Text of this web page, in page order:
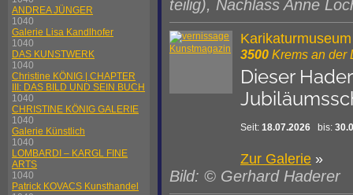
ANDREA JÜNGER
1040
Galerie Lisa Kandlhofer
1040
DAS KUNSTWERK
1040
Christine KÖNIG | CHAPTER
III: DAS BILD UND SEIN BUCH
1040
CHRISTINE KÖNIG GALERIE
1040
Galerie Künstlich
1040
LOMBARDI – KARGL FINE
ARTS
1040
Patrick KOVACS Kunsthandel
teilig), Nachlass Anne
3500 Krems an der
Dieser
Seit: 18.07.2026 bis:
Zur Galerie »
Bild: © Gerhard Haderer